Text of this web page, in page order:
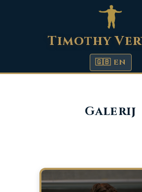
Timothy
🇬🇧 EN
Galerij